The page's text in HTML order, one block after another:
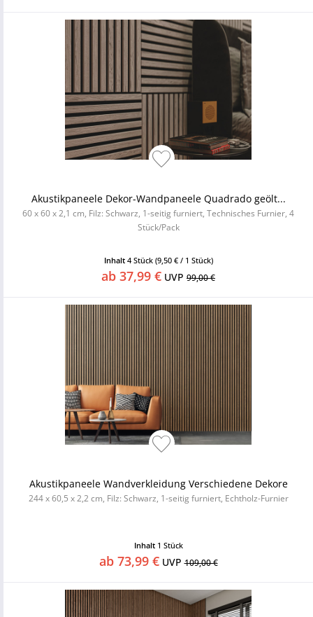
Akustikpaneele Dekor-Wandpaneele Quadrado geölt...
60 x 60 x 2,1 cm, Filz: Schwarz, 1-seitig furniert, Technisches Furnier, 4
Stück/Pack
Inhalt 4 Stück (9,50 € / 1 Stück)
ab 37,99 € UVP 99,00 €
Akustikpaneele Wandverkleidung Verschiedene Dekore
244 x 60,5 x 2,2 cm, Filz: Schwarz, 1-seitig furniert, Echtholz-Furnier
Inhalt 1 Stück
ab 73,99 €UVP109,00 €